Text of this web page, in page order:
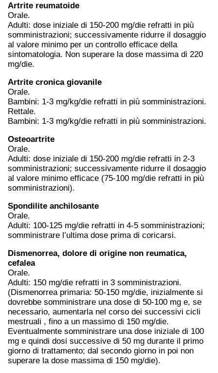
Artrite reumatoide
Orale.
Adulti: dose iniziale di 150-200 mg/die refratti in più
somministrazioni; successivamente ridurre il dosaggio
al valore minimo per un controllo efficace della
sintomatologia. Non superare la dose massima di 220
mg/die.
Artrite cronica giovanile
Orale.
Bambini: 1-3 mg/kg/die refratti in più somministrazioni.
Rettale.
Bambini: 1-3 mg/kg/die refratti in più somministrazioni.
Osteoartrite
Orale.
Adulti: dose iniziale di 150-200 mg/die refratti in 2-3
somministrazioni; successivamente ridurre il dosaggio
al valore minimo efficace (75-100 mg/die refratti in più
somministrazioni).
Spondilite anchilosante
Orale.
Adulti: 100-125 mg/die refratti in 4-5 somministrazioni;
somministrare l’ultima dose prima di coricarsi.
Dismenorrea, dolore di origine non reumatica,
cefalea
Orale.
Adulti: 150 mg/die refratti in 3 somministrazioni.
(Dismenorrea primaria: 50-150 mg/die, inizialmente si
dovrebbe somministrare una dose di 50-100 mg e, se
necessario, aumentarla nel corso dei successivi cicli
mestruali , fino a un massimo di 150 mg/die.
Eventualmente somministrare una dose iniziale di 100
mg e quindi dosi successive di 50 mg durante il primo
giorno di trattamento; dal secondo giorno in poi non
superare la dose massima di 150 mg/die).